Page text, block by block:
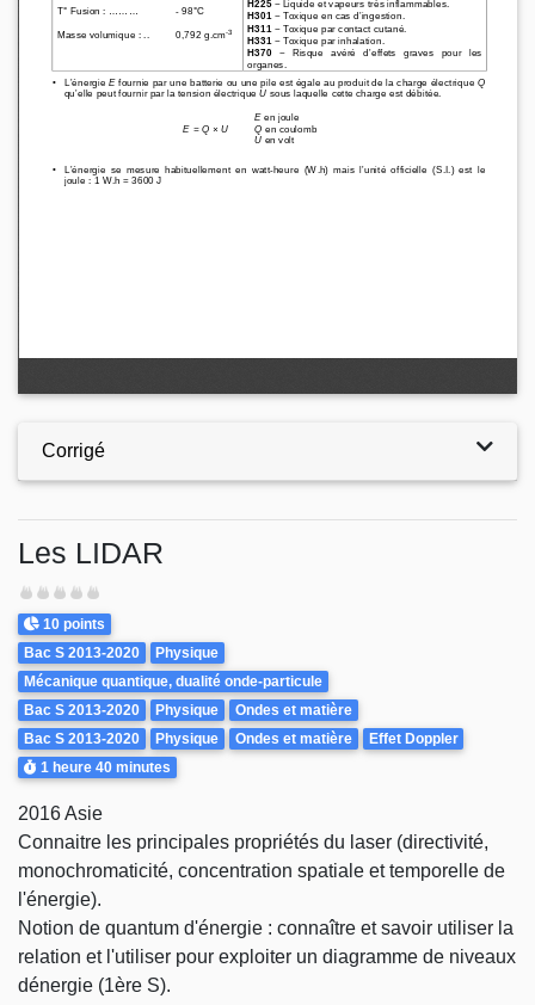
Corrigé
Les LIDAR
Difficulté
Points
10 points
Theme
Bac S 2013-2020
Physique
Mécanique quantique, dualité onde-particule
Bac S 2013-2020
Physique
Ondes et matière
Bac S 2013-2020
Physique Ondes et matière Effet Doppler
Durée
1 heure 40 minutes
2016 Asie
Connaitre les principales propriétés du laser (directivité,
monochromaticité, concentration spatiale et temporelle de
l'énergie).
Notion de quantum d'énergie : connaître et savoir utiliser la
relation et l'utiliser pour exploiter un diagramme de niveaux
dénergie (1ère S).